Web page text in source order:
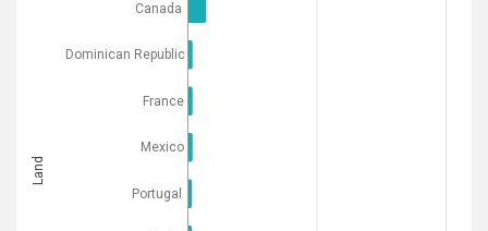
Canada
Dominican Republic
France
Mexico
Portugal
Land